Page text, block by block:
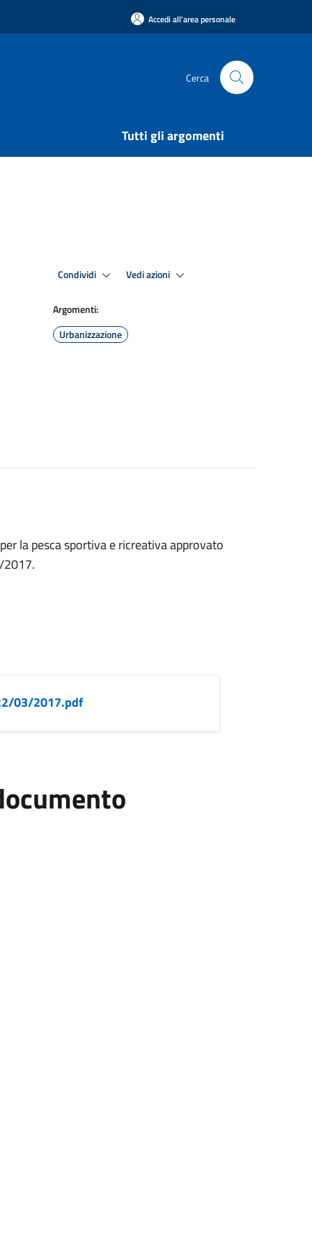
Accedi all'area personale
Cerca
Tutti gli argomenti
Condividi Vedi azioni
Argomenti:
Urbanizzazione
la pesca sportiva e ricreativa approvato
2017.
03/2017.pdf